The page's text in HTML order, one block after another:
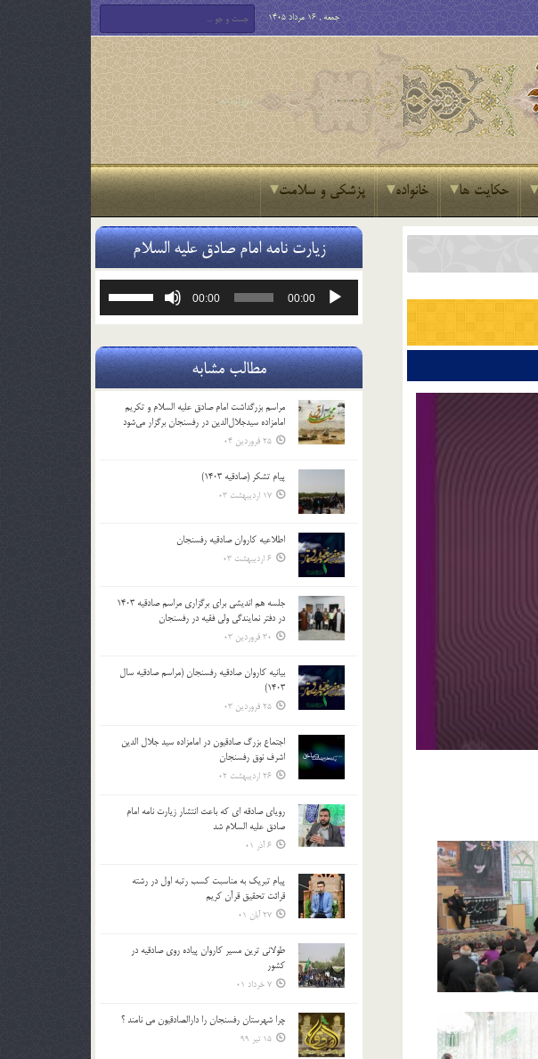
جمعه , 16 مرداد 1405
حکایت ها خانواده پزشکی و سلامت
زیارت نامه امام صادق علیه السلام
پخش‌کننده
00:00
00:00
یا
صدا
کلیدهای
مطالب مشابه
مراسم بزرگداشت امام صادق علیه السلام و تکریم
امامزاده سیدجلال‌الدین در رفسنجان برگزار می‌شود
25 فروردین 04
پیام تشکر (صادقیه 1403)
17 اردیبهشت 03
اطلاعیه کاروان صادقیه رفسنجان
6 اردیبهشت 03
جلسه هم اندیشی برای برگزاری مراسم صادقیه 1403
در دفتر نمایندگی ولی فقیه در رفسنجان
30 فروردین 03
بیانیه کاروان صادقیه رفسنجان (مراسم صادقیه سال
1403)
25 فروردین 03
اجتماع بزرگ صادقیون در امامزاده سید جلال الدین
اشرف نوق رفسنجان
26 اردیبهشت 02
رویای صادقه ای که باعث انتشار زیارت نامه امام
صادق علیه السلام شد
6 آذر 01
پیام تبریک به مناسبت کسب رتبه اول در رشته
قرائت تحقیق قرآن کریم
27 آبان 01
طولانی ترین مسیر کاروان پیاده روی صادقیه در
کشور
7 خرداد 01
چرا شهرستان رفسنجان را دارالصادقیون می نامند ؟
15 تیر 99